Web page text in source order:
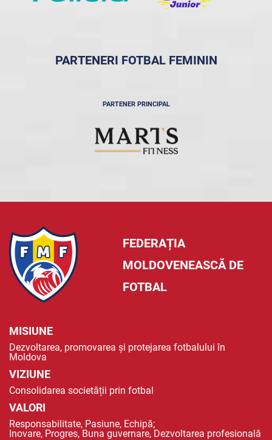
PARTENERI FOTBAL FEMININ
PARTENER PRINCIPAL
FEDERAȚIA
MOLDOVENEASCĂ DE
FOTBAL
MISIUNE
Dezvoltarea, promovarea și protejarea fotbalului în
Moldova
VIZIUNE
Consolidarea societății prin fotbal
VALORI
Responsabilitate, Pasiune, Echipă;
Inovare, Progres, Buna guvernare, Dezvoltarea profesională